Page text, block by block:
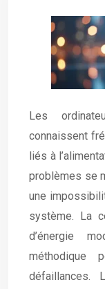
Les
connaissent
liés à
problèmes se
une
système. La
d’énergie
méthodique
défaillances.